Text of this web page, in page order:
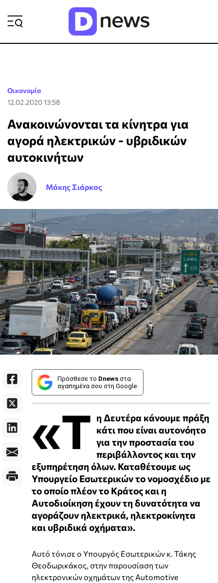
Οικονομία
12.02.2020 13:58
Ανακοινώνονται τα κίνητρα για
αγορά ηλεκτρικών - υβριδικών
αυτοκινήτων
Μάκης Σιάρκος
Πρόσθεσε το Dnews στα
αγαπημένα σου στη Google
«T η Δευτέρα κάνουμε πράξη
κάτι που είναι αυτονόητο
για την προστασία του
περιβάλλοντος και την
εξυπηρέτηση όλων. Καταθέτουμε ως
Υπουργείο Εσωτερικών το νομοσχέδιο με
το οποίο πλέον το Κράτος και η
Αυτοδιοίκηση έχουν τη δυνατότητα να
αγοράζουν ηλεκτρικά, ηλεκτροκίνητα
και υβριδικά οχήματα».
Αυτό τόνισε ο Υπουργός Εσωτερικών κ. Τάκης
Θεοδωρικάκος, στην παρουσίαση των
ηλεκτρονικών οχημάτων της Αutomotive